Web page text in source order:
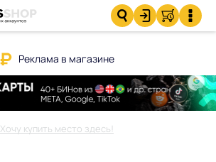
Реклама в магазине
Хочу купить место здесь!